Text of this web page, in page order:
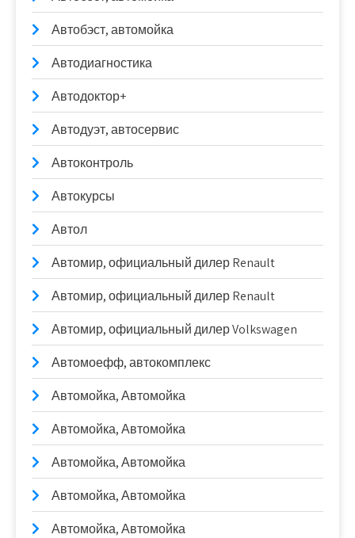
Автобэст, автомойка
Автодиагностика
Автодоктор+
Автодуэт, автосервис
Автоконтроль
Автокурсы
Автол
Автомир, официальный дилер Renault
Автомир, официальный дилер Renault
Автомир, официальный дилер Volkswagen
Автомоефф, автокомплекс
Автомойка, Автомойка
Автомойка, Автомойка
Автомойка, Автомойка
Автомойка, Автомойка
Автомойка, Автомойка